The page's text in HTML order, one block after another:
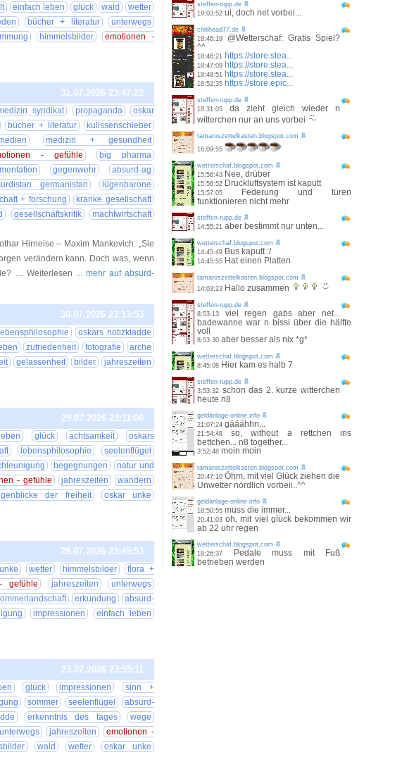
einfach leben glück wald
wetter
bücher + literatur
unterwegs
himmelsbilder
emotionen -
31.07.2026 23:47:22
syndikat propaganda
oskar
bücher + literatur
kulissenschieber
medizin + gesundheit
- gefühle
big pharma
gegenwehr
absurd-ag
germanistan
lügenbarone
+ forschung
kranke gesellschaft
gesellschaftskritik
machtwirtschaft
Hirneise – Maxim Mankevich. „Sie
verändern kann. Doch was, wenn
… Weiterlesen ... mehr auf absurd-
30.07.2026 23:13:53
lebensphilosophie
oskars notizkladde
zufriedenheit fotografie
arche
gelassenheit bilder
jahreszeiten
29.07.2026 23:11:06
glück achtsamkeit
oskars
lebensphilosophie
seelenflügel
begegnungen
natur und
- gefühle jahreszeiten
wandern
der freiheit
oskar unke
28.07.2026 23:49:53
wetter himmelsbilder
flora +
gefühle jahreszeiten
unterwegs
erkundung
absurd-
impressionen
einfach leben
23.07.2026 23:55:11
glück impressionen
sinn +
sommer seelenflügel
absurd-
erkenntnis des tages
wege
unterwegs jahreszeiten
emotionen -
wald wetter
oskar unke
steffen-rupp.de
19:03:52 ui, doch net vorbei...
chilihead77.de
18:46:19 @Wetterschaf: Gratis Spiel?
^^
18:46:21 https://store.stea...
18:47:09 https://store.stea...
18:48:51 https://store.stea...
18:52:35 https://store.epic...
steffen-rupp.de
18:31:05 da zieht gleich wieder n
witterchen nur an uns vorbei
tamaroszettelkasten.blogspot.com
16:09:55
wetterschaf.blogspot.com
15:56:43 Nee, drüber
15:56:52 Druckluftsystem ist kaputt
15:57:05
Federung und türen
funktionieren nicht mehr
steffen-rupp.de
14:55:21 aber bestimmt nur unten...
wetterschaf.blogspot.com
14:45:49 Bus kaputt :/
14:45:55 Hat einen Platten
tamaroszettelkasten.blogspot.com
14:03:23 Hallo zusammen
steffen-rupp.de
8:53:13 viel regen gabs aber net...
badewanne war n bissi über die hälfte
voll
8:53:30 aber besser als nix *g*
wetterschaf.blogspot.com
8:45:08 Hier kam es halb 7
steffen-rupp.de
3:53:32 schon das 2. kurze witterchen
heute n8
geldanlage-online.info
21:07:24 gääähhn...
21:54:48so, without a rettchen ins
bettchen... n8 together...
3:52:48 moin moin
tamaroszettelkasten.blogspot.com
20:47:10 Öhm, mit viel Glück ziehen die
Unwetter nördlich vorbeii..^^
geldanlage-online.info
18:50:55 muss die immer...
20:41:03oh, mit viel glück bekommen wir
ab 22 uhr regen
wetterschaf.blogspot.com
18:26:37
Pedale muss mit Fuß
betrieben werden